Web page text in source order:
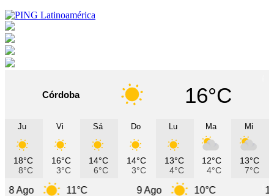
Córdoba 16°C
Ju
18°C
8°C
Vi
16°C
3°C
Sá
14°C
6°C
Do
14°C
3°C
Lu
13°C
4°C
Ma
12°C
4°C
Mi
13°C
7°C
11°C 10°C